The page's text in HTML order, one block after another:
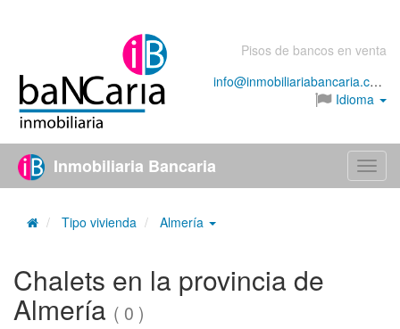
Pisos de bancos en venta
info@inmobiliariabancaria.com
Idioma
Menú
Inmobiliaria Bancaria
Tipo vivienda Almería
Chalets en la provincia de
Almería ( 0 )